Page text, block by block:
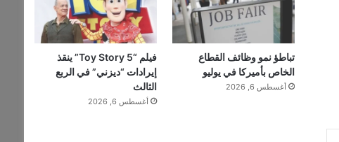
تباطؤ نمو وظائف القطاع
الخاص بأميركا في يوليو
أغسطس 6, 2026
فيلم “Toy Story 5” ينقذ
إيرادات “ديزني” في الربع
الثالث
أغسطس 6, 2026